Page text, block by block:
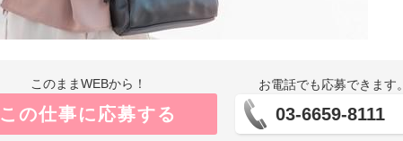
このままWEBから！
この仕事に応募する
お電話でも応募できます
03-6659-8111